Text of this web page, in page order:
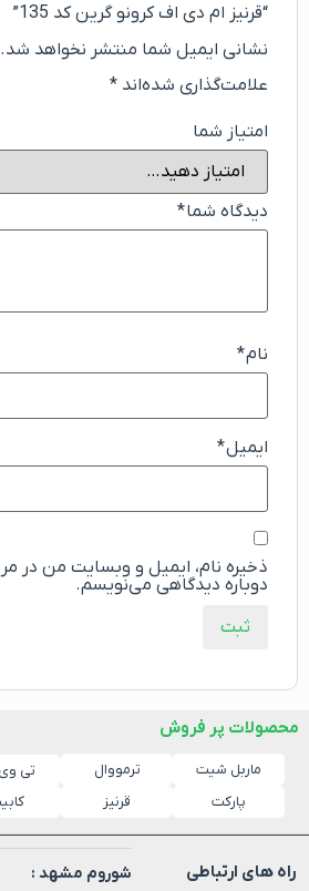
“قرنیز ام دی اف کرونو گرین کد 135”
نشانی ایمیل شما منتشر نخواهد شد.
علامت‌گذاری شده‌اند *
امتیاز شما
دیدگاه شما*
نام*
ایمیل*
ذخیره نام، ایمیل و وبسایت من در
دوباره دیدگاهی می‌نویسم.
محصولات پر فروش
ماربل شیت ترمووال تی
پارکت
قرنیز
راه های ارتباطی
شوروم مشهد :